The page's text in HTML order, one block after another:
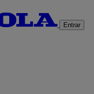
Entrar